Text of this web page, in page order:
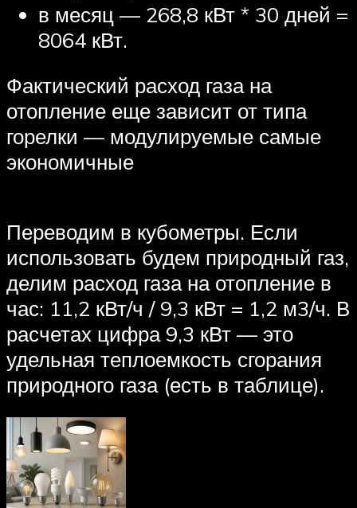
в месяц — 268,8 кВт * 30 дней =
8064 кВт.
Фактический расход газа на
отопление еще зависит от типа
горелки — модулируемые самые
экономичные
Переводим в кубометры. Если
использовать будем природный газ,
делим расход газа на отопление в
час: 11,2 кВт/ч / 9,3 кВт = 1,2 м3/ч. В
расчетах цифра 9,3 кВт — это
удельная теплоемкость сгорания
природного газа (есть в таблице).